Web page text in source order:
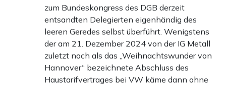
zum Bundeskongress des DGB derzeit
entsandten Delegierten eigenhändig des
leeren Geredes selbst überführt. Wenigstens
der am 21. Dezember 2024 von der IG Metall
zuletzt noch als das „Weihnachtswunder von
Hannover“ bezeichnete Abschluss des
Haustarifvertrages bei VW käme dann ohne